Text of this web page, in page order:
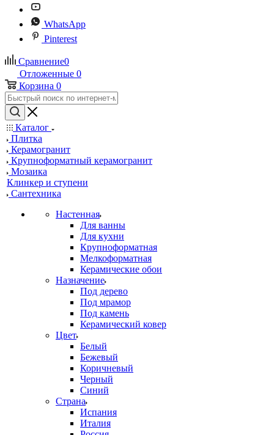
WhatsApp
Pinterest
Сравнение0
Отложенные 0
Корзина 0
Каталог
Плитка
Керамогранит
Крупноформатный керамогранит
Мозаика
Клинкер и ступени
Сантехника
Настенная
Для ванны
Для кухни
Крупноформатная
Мелкоформатная
Керамические обои
Назначение
Под дерево
Под мрамор
Под камень
Керамический ковер
Цвет
Белый
Бежевый
Коричневый
Черный
Синий
Страна
Испания
Италия